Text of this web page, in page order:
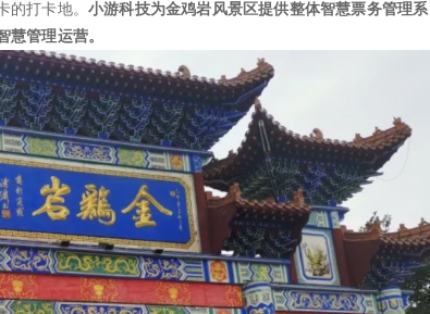
的打卡地。小游科技为金鸡岩风景区提供整体智慧票务管理系
管理运营。